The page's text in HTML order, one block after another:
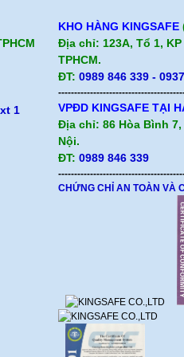
1
KHO HÀNG KINGSAFE
Địa chỉ: 123A, Tổ 1,
TPHCM.
ĐT:0989 846 339 -
VPĐD KINGSAFE TẠI
Địa chỉ: 86 Hòa Bình
Nội.
ĐT:0989 846 339
CHỨNG CHỈ AN TOÀN VÀ